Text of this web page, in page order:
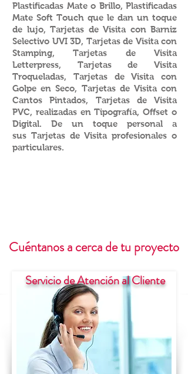
Plastificadas Mate o Brillo, Plastificadas
Mate Soft Touch que le dan un toque
de lujo, Tarjetas de Visita con Barniz
Selectivo UVI 3D, Tarjetas de Visita con
Stamping, Tarjetas de Visita
Letterpress, Tarjetas de Visita
Troqueladas, Tarjetas de Visita con
Golpe en Seco, Tarjetas de Visita con
Cantos Pintados, Tarjetas de Visita
PVC, realizadas en Tipografía, Offset o
Digital. De un toque personal a
sus Tarjetas de Visita profesionales o
particulares.
Cuéntanos a cerca de tu proyecto
Servicio de Atención al Cliente